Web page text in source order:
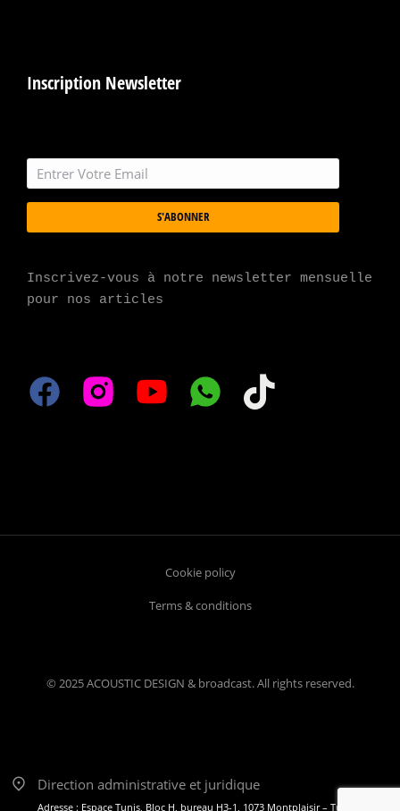
Inscription Newsletter
S'ABONNER
Inscrivez-vous à notre newsletter mensuelle
pour nos articles
© 2025 ACOUSTIC DESIGN & broadcast. All rights reserved.
Cookie policy
Terms & conditions
Direction administrative et juridique
Adresse : Espace Tunis, Bloc H, bureau H3-1, 1073 Montplaisir – Tunis